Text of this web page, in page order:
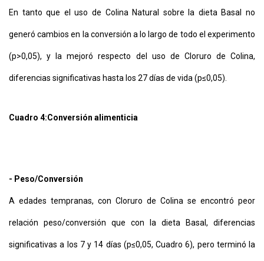
En tanto que el uso de Colina Natural sobre la dieta Basal no
generó cambios en la conversión a lo largo de todo el experimento
(p>0,05), y la mejoró respecto del uso de Cloruro de Colina,
diferencias significativas hasta los 27 días de vida (p≤0,05).
Cuadro 4:Conversión alimenticia
- Peso/Conversión
A edades tempranas, con Cloruro de Colina se encontró peor
relación peso/conversión que con la dieta Basal, diferencias
significativas a los 7 y 14 días (p≤0,05, Cuadro 6), pero terminó la